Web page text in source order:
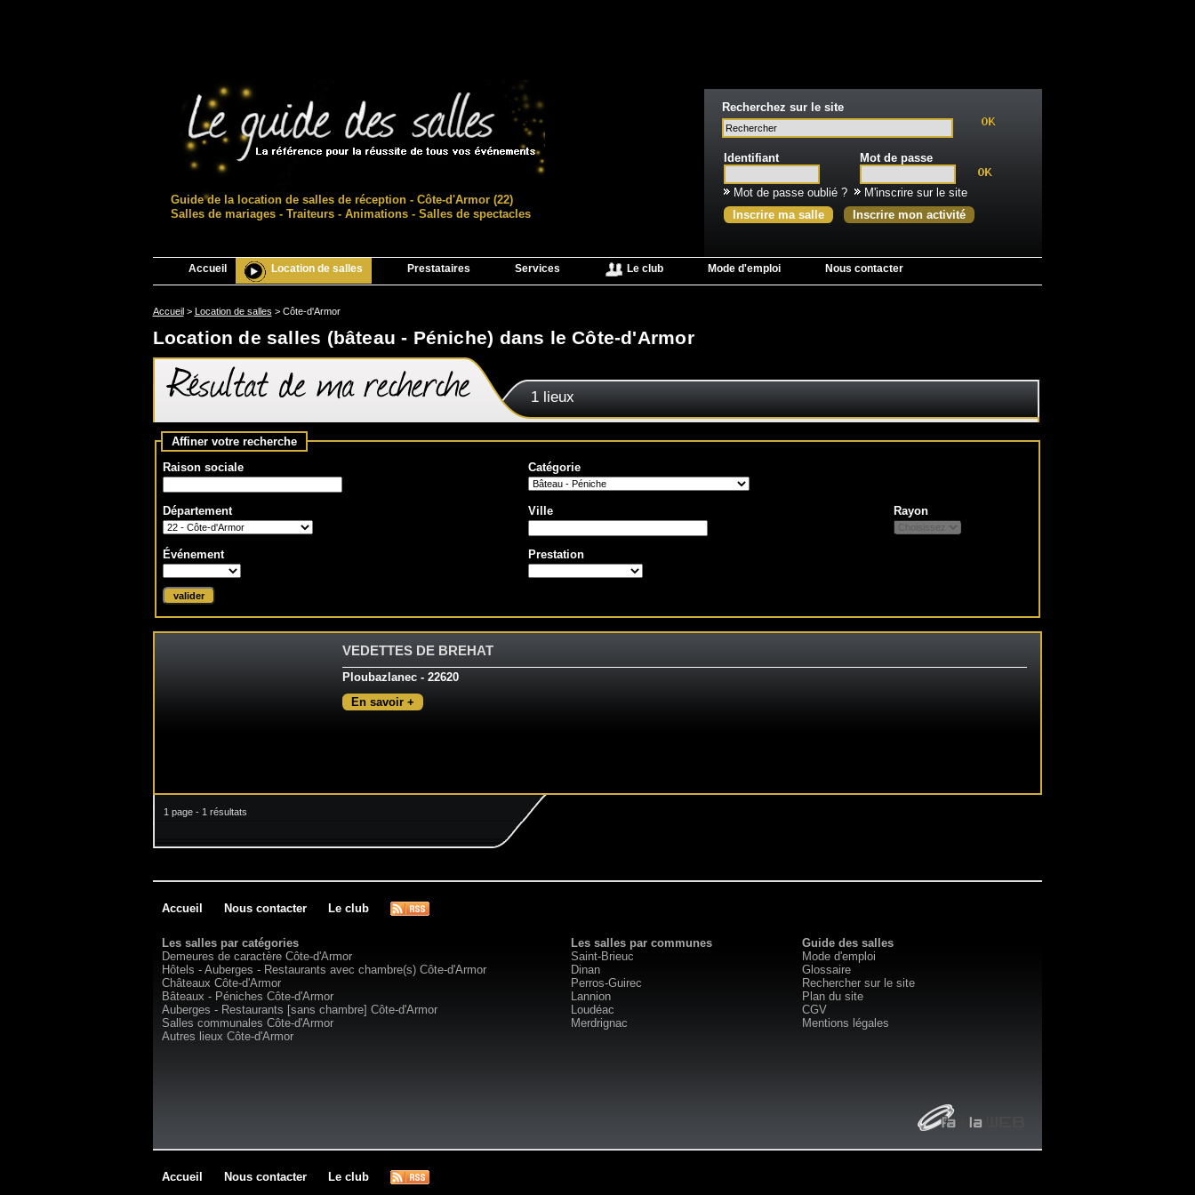
Recherchez sur le site
Identifiant Mot de passe
Mot de passe oublié ?
M'inscrire sur le site
Inscrire ma salle
Inscrire mon activité
Guide de la location de salles de réception - Côte-d'Armor (22)
Salles de mariages - Traiteurs - Animations - Salles de spectacles
Accueil Location de salles Prestataires Services Le club Mode d'emploi Nous contacter
Accueil> Location de salles > Côte-d'Armor
Location de salles (bâteau - Péniche) dans le Côte-d'Armor
1 lieux
Affiner votre recherche
Raison sociale
Catégorie
Département Ville Rayon
Événement Prestation
VEDETTES DE BREHAT
Ploubazlanec - 22620
En savoir +
1 page - 1 résultats
Accueil Nous contacter Le club
Les salles par catégories
Demeures de caractère Côte-d'Armor
Hôtels - Auberges - Restaurants avec chambre(s) Côte-d'Armor
Châteaux Côte-d'Armor
Bâteaux - Péniches Côte-d'Armor
Auberges - Restaurants [sans chambre] Côte-d'Armor
Salles communales Côte-d'Armor
Autres lieux Côte-d'Armor
Les salles par communes
Saint-Brieuc
Dinan
Perros-Guirec
Lannion
Loudéac
Merdrignac
Guide des salles
Mode d'emploi
Glossaire
Rechercher sur le site
Plan du site
CGV
Mentions légales
Accueil Nous contacter Le club